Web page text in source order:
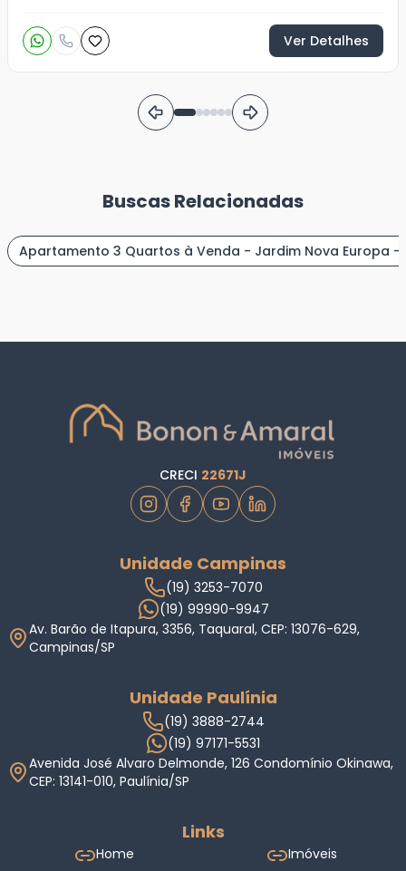
Ver Detalhes
Buscas Relacionadas
Apartamento 3 Quartos à Venda - Jardim Nova Europa -
CRECI 22671J
Unidade Campinas
(19) 3253-7070
(19) 99990-9947
Av. Barão de Itapura, 3356, Taquaral, CEP: 13076-629,
Campinas/SP
Unidade Paulínia
(19) 3888-2744
(19) 97171-5531
Avenida José Alvaro Delmonde, 126 Condomínio Okinawa,
CEP: 13141-010, Paulínia/SP
Links
Home
Imóveis